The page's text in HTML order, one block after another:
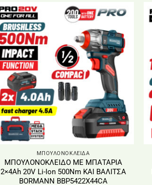
ΜΠΟΥΛΟΝΟΚΛΕΙΔΑ
ΜΠΟΥΛΟΝΟΚΛΕΙΔΟ ΜΕ ΜΠΑΤΑΡΙΑ
2×4Αh 20V Li-Ion 500Nm ΚΑΙ ΒΑΛΙΤΣΑ
BORMANN BBP5422X44CA